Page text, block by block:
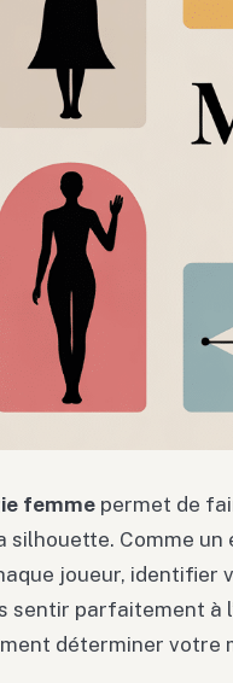
femme permet de
Comme un
joueur, identifier
sentir parfaitement à
déterminer votre